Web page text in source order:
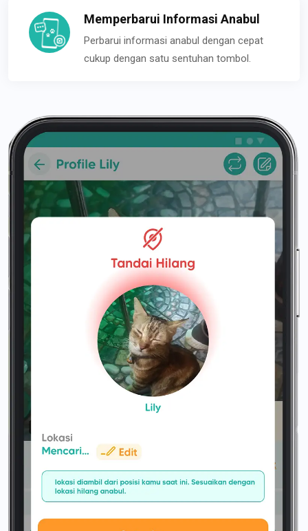
Memperbarui Informasi Anabul
Perbarui informasi anabul dengan cepat
cukup dengan satu sentuhan tombol.